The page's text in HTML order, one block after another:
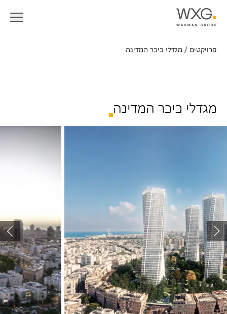
פרויקטים / מגדלי כיכר המדינה
מגדלי כיכר המדינה